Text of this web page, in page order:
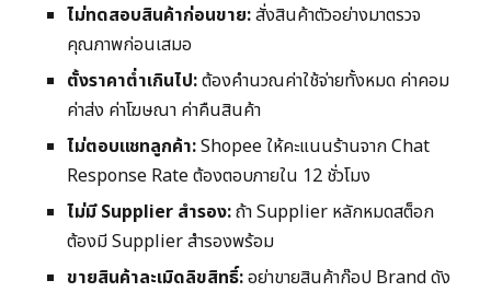
ไม่ทดสอบสินค้าก่อนขาย:สั่งสินค้าตัวอย่างมาตรวจ
คุณภาพก่อนเสมอ
ตั้งราคาต่ำเกินไป:ต้องคำนวณค่าใช้จ่ายทั้งหมด ค่าคอม
ค่าส่ง ค่าโฆษณา ค่าคืนสินค้า
ไม่ตอบแชทลูกค้า:Shopee ให้คะแนนร้านจาก Chat
Response Rate ต้องตอบภายใน 12 ชั่วโมง
ไม่มี Supplier สำรอง:ถ้า Supplier หลักหมดสต็อก
ต้องมี Supplier สำรองพร้อม
ขายสินค้าละเมิดลิขสิทธิ์:อย่าขายสินค้าก๊อป Brand ดัง